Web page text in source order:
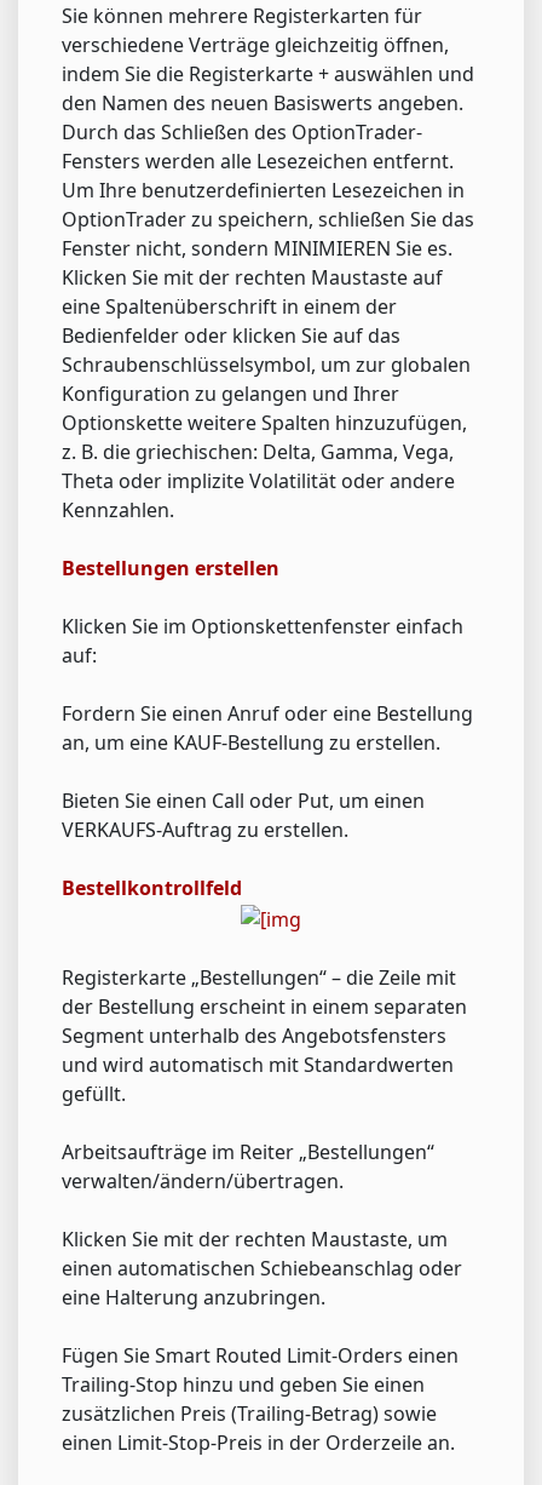
Sie können mehrere Registerkarten für
verschiedene Verträge gleichzeitig öffnen,
indem Sie die Registerkarte + auswählen und
den Namen des neuen Basiswerts angeben.
Durch das Schließen des OptionTrader-
Fensters werden alle Lesezeichen entfernt.
Um Ihre benutzerdefinierten Lesezeichen in
OptionTrader zu speichern, schließen Sie das
Fenster nicht, sondern MINIMIEREN Sie es.
Klicken Sie mit der rechten Maustaste auf
eine Spaltenüberschrift in einem der
Bedienfelder oder klicken Sie auf das
Schraubenschlüsselsymbol, um zur globalen
Konfiguration zu gelangen und Ihrer
Optionskette weitere Spalten hinzuzufügen,
z. B. die griechischen: Delta, Gamma, Vega,
Theta oder implizite Volatilität oder andere
Kennzahlen.
Bestellungen erstellen
Klicken Sie im Optionskettenfenster einfach
auf:
Fordern Sie einen Anruf oder eine Bestellung
an, um eine KAUF-Bestellung zu erstellen.
Bieten Sie einen Call oder Put, um einen
VERKAUFS-Auftrag zu erstellen.
Bestellkontrollfeld
Registerkarte „Bestellungen“ – die Zeile mit
der Bestellung erscheint in einem separaten
Segment unterhalb des Angebotsfensters
und wird automatisch mit Standardwerten
gefüllt.
Arbeitsaufträge im Reiter „Bestellungen“
verwalten/ändern/übertragen.
Klicken Sie mit der rechten Maustaste, um
einen automatischen Schiebeanschlag oder
eine Halterung anzubringen.
Fügen Sie Smart Routed Limit-Orders einen
Trailing-Stop hinzu und geben Sie einen
zusätzlichen Preis (Trailing-Betrag) sowie
einen Limit-Stop-Preis in der Orderzeile an.